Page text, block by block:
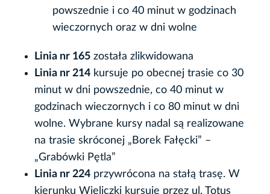
powszednie i co 40 minut w godzinach
wieczornych oraz w dni wolne
Linia nr 165 została zlikwidowana
Linia nr 214 kursuje po obecnej trasie co 30
minut w dni powszednie, co 40 minut w
godzinach wieczornych i co 80 minut w dni
wolne. Wybrane kursy nadal są realizowane
na trasie skróconej „Borek Fałęcki” –
„Grabówki Pętla”
Linia nr 224 przywrócona na stałą trasę. W
kierunku Wieliczki kursuje przez ul. Totus